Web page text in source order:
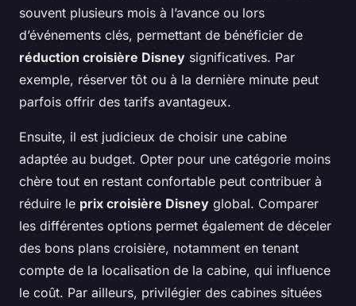
souvent plusieurs mois à l’avance ou lors
d’événements clés, permettant de bénéficier de
réduction croisière Disney significatives. Par
exemple, réserver tôt ou à la dernière minute peut
parfois offrir des tarifs avantageux.
Ensuite, il est judicieux de choisir une cabine
adaptée au budget. Opter pour une catégorie moins
chère tout en restant confortable peut contribuer à
réduire le prix croisière Disney global. Comparer
les différentes options permet également de déceler
des bons plans croisière, notamment en tenant
compte de la localisation de la cabine, qui influence
le coût. Par ailleurs, privilégier des cabines situées